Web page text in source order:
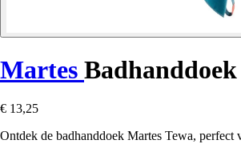
Martes Badhanddoek
€ 13,25
Ontdek de badhanddoek Martes Tewa,